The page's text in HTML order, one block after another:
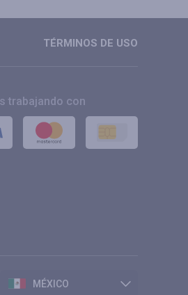
TÉRMINOS DE USO
trabajando con
MÉXICO